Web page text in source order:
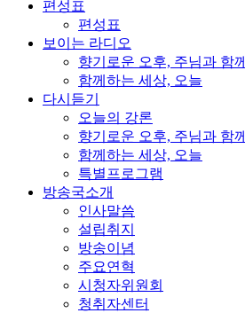
편성표
편성표
보이는 라디오
향기로운 오후, 주님과 함께
함께하는 세상, 오늘
다시듣기
오늘의 강론
향기로운 오후, 주님과 함께
함께하는 세상, 오늘
특별프로그램
방송국소개
인사말씀
설립취지
방송이념
주요연혁
시청자위원회
청취자센터